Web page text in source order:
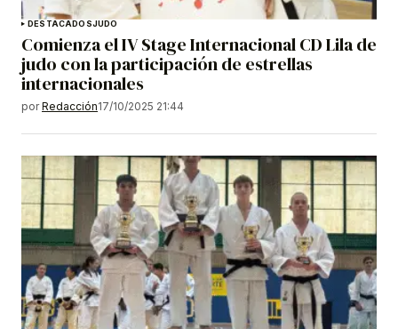
DESTACADOSJUDO
Comienza el IV Stage Internacional CD Lila de
judo con la participación de estrellas
internacionales
por Redacción17/10/2025 21:44